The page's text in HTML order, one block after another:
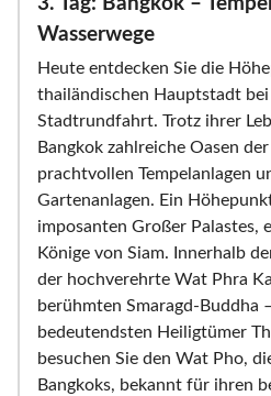
Wasserwege
Heute entdecken Sie die
thailändischen Hauptstadt bei
Stadtrundfahrt. Trotz ihrer
Bangkok zahlreiche Oasen
prachtvollen Tempelanlagen
Gartenanlagen. Ein
imposanten Großer Palastes,
Könige von Siam. Innerhalb
der hochverehrte Wat Phra
berühmten Smaragd-Buddha
bedeutendsten Heiligtümer
besuchen Sie den Wat Pho,
Bangkoks, bekannt für ihren